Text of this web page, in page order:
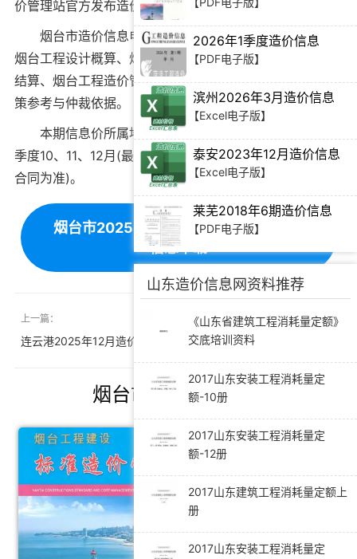
价管理站官方发布造价期刊内容完全一致。
烟台市造价信息电子版可为 烟台工程造价招标投标
烟台工程设计概算、 烟台建设施工图预算、烟台工程竣工
结算、 烟台工程造价管理审计等提供建筑材料价格编制决
策参考与仲裁依据。
本期信息价所属地域：烟台，对应时间为：2025年4
季度10、11、12月(最终结算依据时间需根据工程双方签订
合同为准)。
烟台市2025年4季度10、11、12月造价
信息下载
上一篇：
连云港2025年12月造价信息
下一篇：
天津2026年1月造价信息
烟台市造价信息推荐
2026年1季度造价信息
【PDF电子版】
滨州2026年3月造价信息
【Excel电子版】
泰安2023年12月造价信息
【Excel电子版】
莱芜2018年6期造价信息
【PDF电子版】
山东造价信息网资料推荐
《山东省建筑工程消耗量定额》
交底培训资料
2017山东安装工程消耗量定
额-10册
2017山东安装工程消耗量定
额-12册
2017山东建筑工程消耗量定额上
册
2017山东安装工程消耗量定